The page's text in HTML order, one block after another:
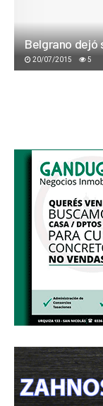
Belgrano dejó
20/07/2015 5